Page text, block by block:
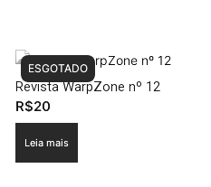
ESGOTADO
Revista WarpZone nº 12
R$20
Leia mais